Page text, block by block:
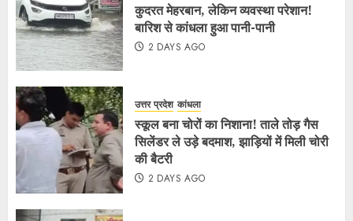
कुदरत मेहरबान, लेकिन व्यवस्था परेशान!
बारिश से कांधला हुआ पानी-पानी
2 DAYS AGO
उत्तर प्रदेश कांधला
स्कूल बना चोरों का निशाना! ताले तोड़ गैस
सिलेंडर ले उड़े बदमाश, झाड़ियों में मिली चोरी
की बैटरी
2 DAYS AGO